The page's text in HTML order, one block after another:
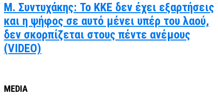
Μ. Συντυχάκης: Το ΚΚΕ δεν έχει εξαρτήσεις
και η ψήφος σε αυτό μένει υπέρ του λαού,
δεν σκορπίζεται στους πέντε ανέμους
(VIDEO)
MEDIA